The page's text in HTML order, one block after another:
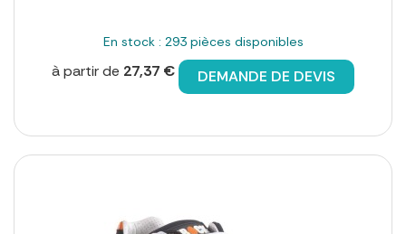
En stock : 293 pièces disponibles
à partir de 27,37 € DEMANDE DE DEVIS